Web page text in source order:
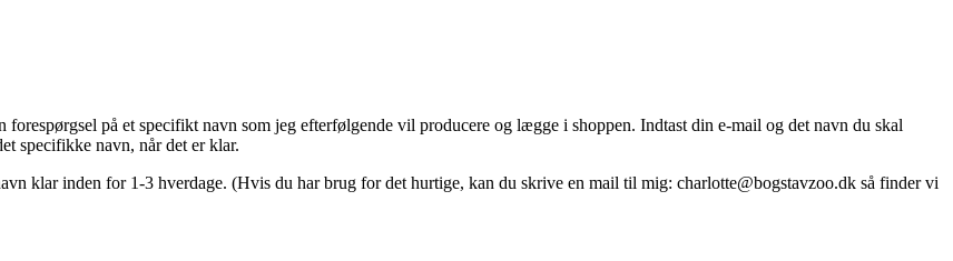
på et specifikt navn som jeg efterfølgende vil producere og lægge i shoppen. Indtast din e-mail og det navn du skal
specifikke navn, når det er klar.
klar inden for 1-3 hverdage. (Hvis du har brug for det hurtige, kan du skrive en mail til mig: charlotte@bogstavzoo.dk så finder vi